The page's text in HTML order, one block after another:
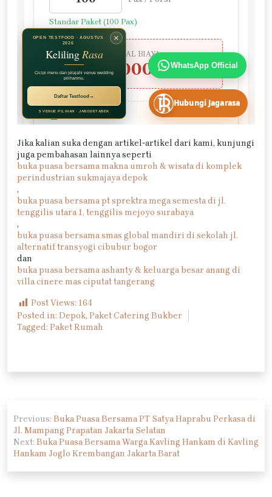
Jika kalian suka dengan artikel-artikel dari kami, kunjungi
juga pembahasan lainnya seperti
buka puasa bersama makna umroh & wisata di komplek
perindustrian sukmajaya depok
,
buka puasa bersama pt sprektra mega semesta di jl.
tenggilis utara 1, tenggilis mejoyo surabaya
,
buka puasa bersama smas global mandiri di sekolah jl.
alternatif transyogi cibubur bogor
dan
buka puasa bersama ashanty & keluarga besar anang di
villa cinere mas ciputat tangerang
Post Views: 164
Posted in: Depok, Paket Catering Bukber
Tagged: Paket Rumah
pos
Previous: Buka Puasa Bersama PT Satya Haprabu Perkasa di
Jl. Mampang Prapatan Jakarta Selatan
Next: Buka Puasa Bersama Warga Kavling Hankam di Kavling
Hankam Joglo Krembangan Jakarta Barat